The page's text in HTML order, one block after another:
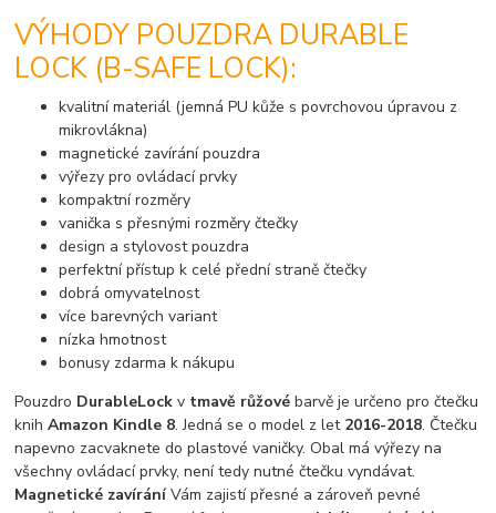
VÝHODY POUZDRA DURABLE
LOCK (B-SAFE LOCK):
kvalitní materiál (jemná PU kůže s povrchovou úpravou z
mikrovlákna)
magnetické zavírání pouzdra
výřezy pro ovládací prvky
kompaktní rozměry
vanička s přesnými rozměry čtečky
design a stylovost pouzdra
perfektní přístup k celé přední straně čtečky
dobrá omyvatelnost
více barevných variant
nízka hmotnost
bonusy zdarma k nákupu
Pouzdro DurableLock v tmavě růžové barvě je určeno pro čtečku
knihAmazon Kindle 8. Jedná se o model z let 2016-2018. Čtečku
napevno zacvaknete do plastové vaničky. Obal má výřezy na
všechny ovládací prvky, není tedy nutné čtečku vyndávat.
Magnetické zavíráníVám zajistí přesné a zároveň pevné